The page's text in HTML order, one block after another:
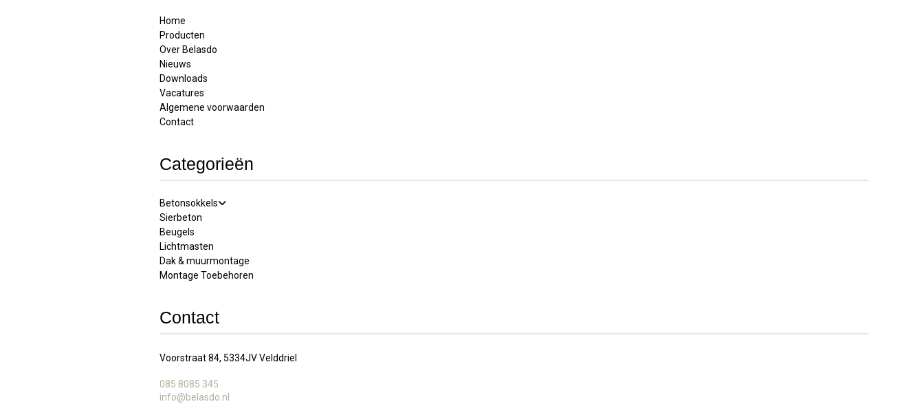
Home
Producten
Over Belasdo
Nieuws
Downloads
Vacatures
Algemene voorwaarden
Contact
Categorieën
Betonsokkels
Sierbeton
Beugels
Lichtmasten
Dak & muurmontage
Montage Toebehoren
Contact
Voorstraat 84, 5334JV Velddriel
085 8085 345
info@belasdo.nl